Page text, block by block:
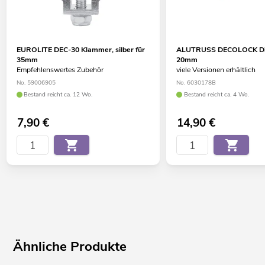
EUROLITE DEC-30 Klammer, silber für
35mm
Empfehlenswertes Zubehör
No. 59006905
Bestand reicht ca. 12 Wo.
7,90€
ALUTRUSS DECOLOCK
20mm
viele Versionen erhältlich
No. 6030178B
Bestand reicht ca. 4 Wo.
14,90€
Ähnliche Produkte